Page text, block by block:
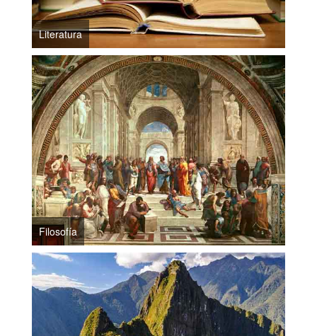
Literatura
Filosofía